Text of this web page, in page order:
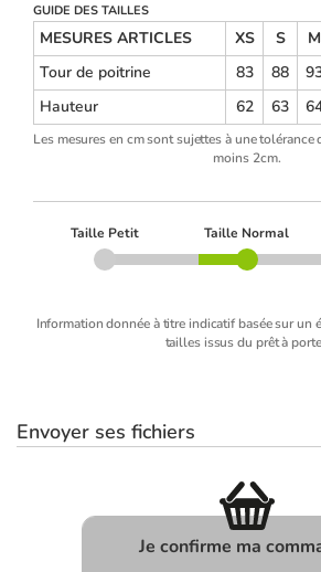
GUIDE DES TAILLES
MESURES ARTICLES XS S M
Tour de poitrine
83 88
Hauteur
62 63
Les mesures en cm sont sujettes à une
moins 2cm.
Taille Petit Taille Normal
Information donnée à titre indicatif basée sur un
tailles issus du prêt à
Envoyer ses fichiers
Je confirme ma